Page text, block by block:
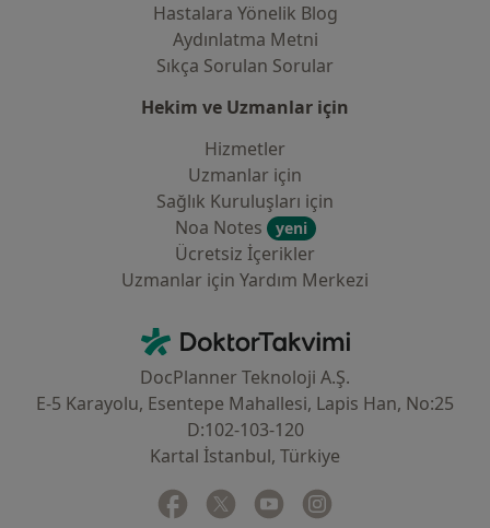
Hastalara Yönelik Blog
Aydınlatma Metni
Sıkça Sorulan Sorular
Hekim ve Uzmanlar için
Hizmetler
Uzmanlar için
Sağlık Kuruluşları için
Noa Notes
yeni
Ücretsiz İçerikler
Uzmanlar için Yardım Merkezi
DoktorTakvimi - Ana Sayfa
DocPlanner Teknoloji A.Ş.
E-5 Karayolu, Esentepe Mahallesi, Lapis Han, No:25
D:102-103-120
Kartal İstanbul, Türkiye
Facebook
yeni bir sekmede açılır
Twitter
yeni bir sekmede açılır
Youtube
yeni bir sekmede açılır